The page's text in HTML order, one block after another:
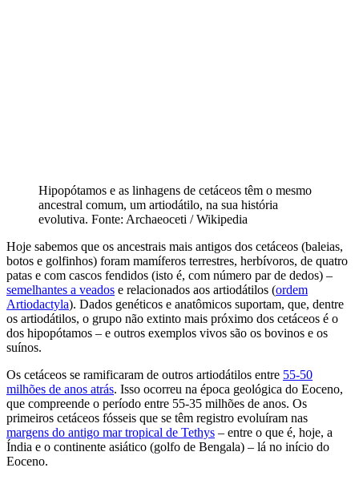
Hipopótamos e as linhagens de cetáceos têm o mesmo
ancestral comum, um artiodátilo, na sua história
evolutiva. Fonte: Archaeoceti / Wikipedia
Hoje sabemos que os ancestrais mais antigos dos cetáceos (baleias,
botos e golfinhos) foram mamíferos terrestres, herbívoros, de quatro
patas e com cascos fendidos (isto é, com número par de dedos) –
semelhantes a veados e relacionados aos artiodátilos (ordem
Artiodactyla). Dados genéticos e anatômicos suportam, que, dentre
os artiodátilos, o grupo não extinto mais próximo dos cetáceos é o
dos hipopótamos – e outros exemplos vivos são os bovinos e os
suínos.
Os cetáceos se ramificaram de outros artiodátilos entre 55-50
milhões de anos atrás. Isso ocorreu na época geológica do Eoceno,
que compreende o período entre 55-35 milhões de anos. Os
primeiros cetáceos fósseis que se têm registro evoluíram nas
margens do antigo mar tropical de Tethys – entre o que é, hoje, a
Índia e o continente asiático (golfo de Bengala) – lá no início do
Eoceno.